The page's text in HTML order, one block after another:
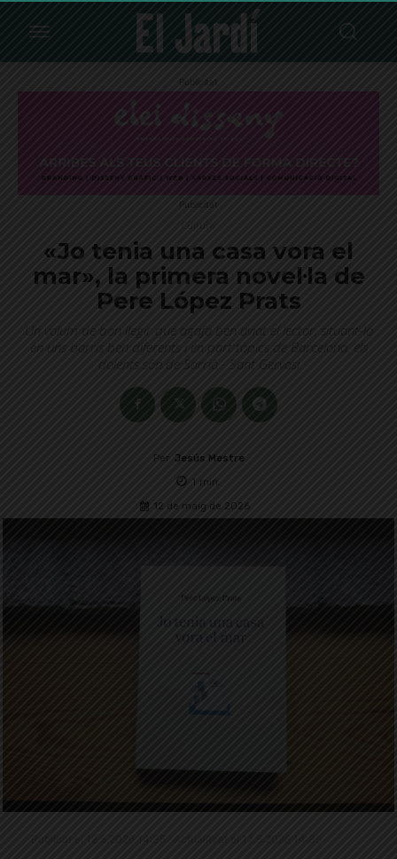
Publicitat
Publicitat
«Jo tenia una casa vora el
mar», la primera novel·la de
Pere López Prats
Un volum de bon llegir que agafa ben aviat el lector, situant-lo
en uns barris ben diferents i en part tòpics de Barcelona: els
dolents són de Sarrià - Sant Gervasi
Per Jesús Mestre
1 min.
12 de maig de 2026